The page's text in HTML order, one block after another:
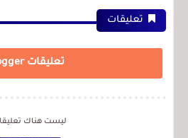
تعليقات
تعليقات Blogger
ليست هناك